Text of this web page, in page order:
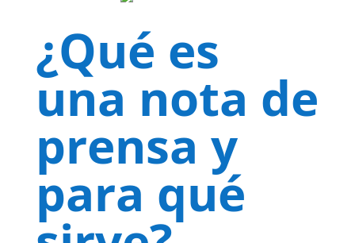
¿Qué es
una nota de
prensa y
para qué